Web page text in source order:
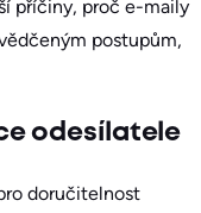
příčiny, proč e-maily
postupům,
odesílatele
doručitelnost